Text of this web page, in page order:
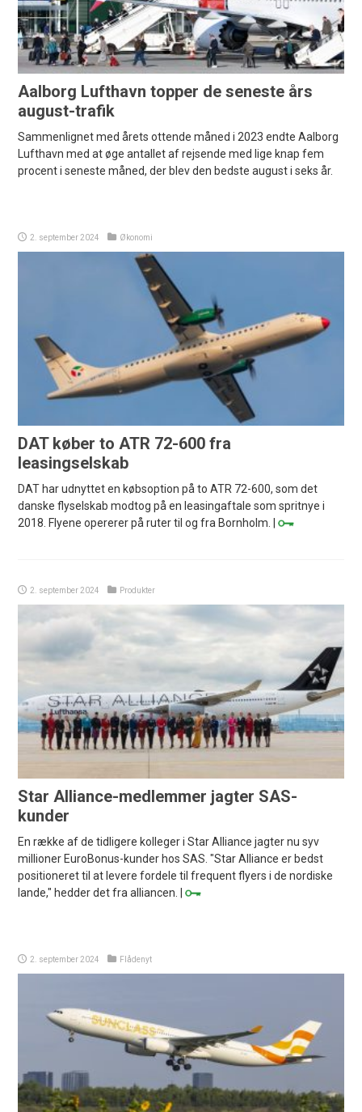
Aalborg Lufthavn topper de seneste års
august-trafik
Sammenlignet med årets ottende måned i 2023 endte Aalborg
Lufthavn med at øge antallet af rejsende med lige knap fem
procent i seneste måned, der blev den bedste august i seks år.
2. september 2024 Økonomi
DAT køber to ATR 72-600 fra
leasingselskab
DAT har udnyttet en købsoption på to ATR 72-600, som det
danske flyselskab modtog på en leasingaftale som spritnye i
2018. Flyene opererer på ruter til og fra Bornholm. |
2. september 2024 Produkter
Star Alliance-medlemmer jagter SAS-
kunder
En række af de tidligere kolleger i Star Alliance jagter nu syv
millioner EuroBonus-kunder hos SAS. "Star Alliance er bedst
positioneret til at levere fordele til frequent flyers i de nordiske
lande," hedder det fra alliancen. |
2. september 2024 Flådenyt